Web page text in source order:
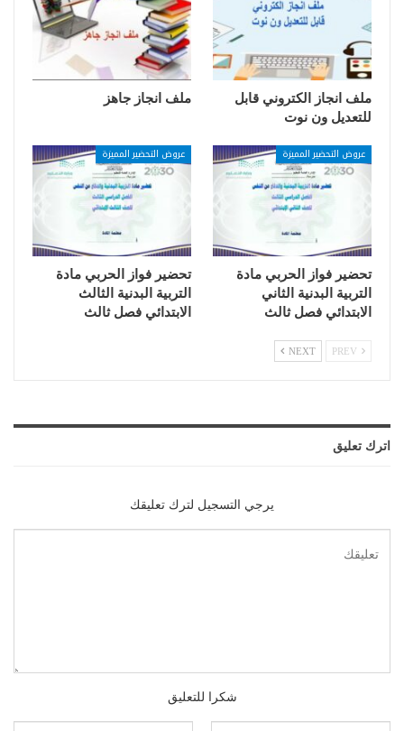
ملف انجاز الكتروني قابل
للتعديل ون نوت
ملف انجاز جاهز
عروض التحضير المميزة
تحضير فواز الحربي مادة
التربية البدنية الثاني
الابتدائي فصل ثالث
عروض التحضير المميزة
تحضير فواز الحربي مادة
التربية البدنية الثالث
الابتدائي فصل ثالث
NEXT
اترك تعليق
يرجي التسجيل لترك تعليقك
شكرا للتعليق